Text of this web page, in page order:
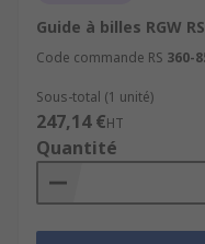
Guide à billes RGW
Code commande RS 360-
Sous-total (1 unité)
247,14 €HT
Quantité